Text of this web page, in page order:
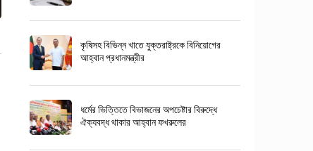
কৃষিসহ বিভিন্ন খাতে যুক্তরাষ্ট্রকে বিনিয়োগের
আহ্বান প্রধানমন্ত্রীর
ধর্মের ভিত্তিতে বিভাজনের অপচেষ্টার বিরুদ্ধে
ঐক্যবদ্ধ থাকার আহ্বান ফখরুলের